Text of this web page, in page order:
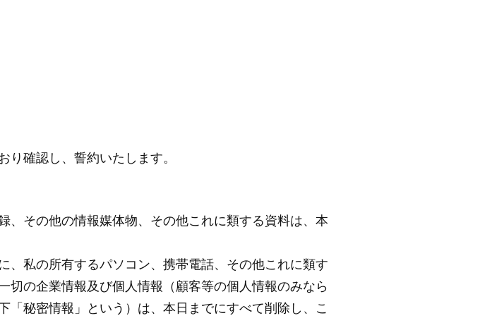
確認し、誓約いたします。
その他の情報媒体物、その他これに類する資料は、本
の所有するパソコン、携帯電話、その他これに類す
切の企業情報及び個人情報（顧客等の個人情報のみなら
秘密情報」という）は、本日までにすべて削除し、こ